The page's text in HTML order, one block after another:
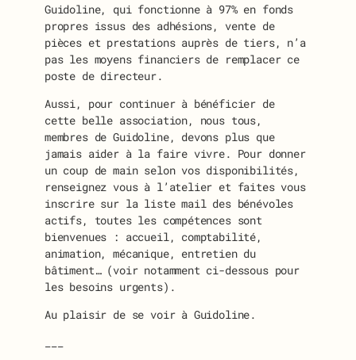
Guidoline, qui fonctionne à 97% en fonds
propres issus des adhésions, vente de
pièces et prestations auprès de tiers, n’a
pas les moyens financiers de remplacer ce
poste de directeur.
Aussi, pour continuer à bénéficier de
cette belle association, nous tous,
membres de Guidoline, devons plus que
jamais aider à la faire vivre. Pour donner
un coup de main selon vos disponibilités,
renseignez vous à l’atelier et faites vous
inscrire sur la liste mail des bénévoles
actifs, toutes les compétences sont
bienvenues : accueil, comptabilité,
animation, mécanique, entretien du
bâtiment… (voir notamment ci-dessous pour
les besoins urgents).
Au plaisir de se voir à Guidoline.